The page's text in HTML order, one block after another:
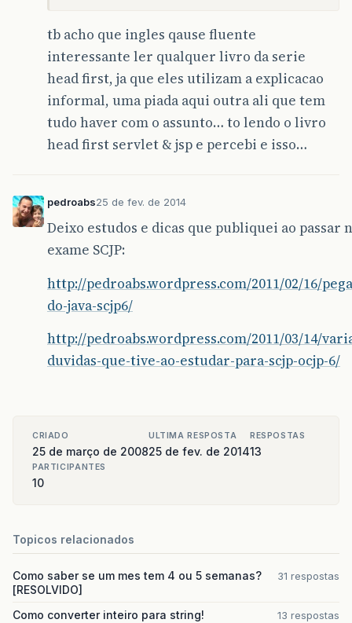
tb acho que ingles qause fluente
interessante ler qualquer livro da serie
head first, ja que eles utilizam a explicacao
informal, uma piada aqui outra ali que tem
tudo haver com o assunto… to lendo o livro
head first servlet & jsp e percebi e isso…
pedroabs25 de fev. de 2014
Deixo estudos e dicas que publiquei ao passar
exame SCJP:
http://pedroabs.wordpress.com/2011/02/16/
do-java-scjp6/
http://pedroabs.wordpress.com/2011/03/14/
duvidas-que-tive-ao-estudar-para-scjp-ocjp-6/
CRIADO
25 de março de 2008
ULTIMA RESPOSTA
25 de fev. de 2014
RESPOSTAS
13
PARTICIPANTES
10
Topicos relacionados
Como saber se um mes tem 4 ou 5 semanas?
[RESOLVIDO]
31 respostas
Como converter inteiro para string! 13 respostas